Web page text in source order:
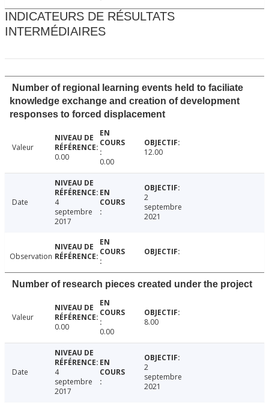
INDICATEURS DE RÉSULTATS
INTERMÉDIAIRES
Number of regional learning events held to faciliate
knowledge exchange and creation of development
responses to forced displacement
Valeur
0.00
0.00
12.00
Date
4
septembre
2017
2
septembre
2021
Observation
Number of research pieces created under the project
Valeur
0.00
0.00
8.00
Date
4
septembre
2017
2
septembre
2021